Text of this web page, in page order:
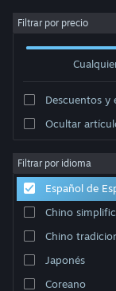
Iniciar sesión
Acerca de
Soporte
Cambiar idioma
Descargar Steam
Filtrar por precio
Descuentos y
Ocultar
Filtrar por idioma
Español de
Chino
Chino
Japonés
Coreano
Desarrollador: GoBit
Ordenar por
4 resultados
títulos basándose en